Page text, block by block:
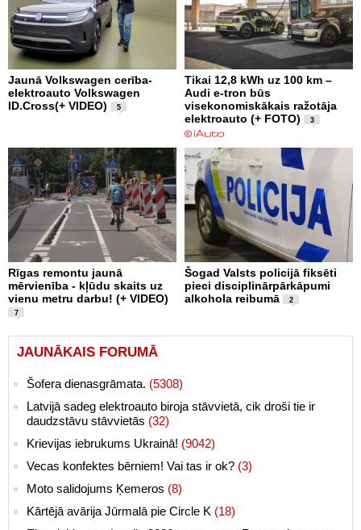
Jaunā Volkswagen cerība-
elektroauto Volkswagen
ID.Cross(+ VIDEO)
5
Tikai 12,8 kWh uz 100 km –
Audi e-tron būs
visekonomiskākais ražotāja
elektroauto (+ FOTO)
3
Rīgas remontu jaunā
mērvienība - kļūdu skaits uz
vienu metru darbu! (+ VIDEO)
7
Šogad Valsts policijā fiksēti
pieci disciplinārpārkāpumi
alkohola reibumā
2
JAUNĀKAIS FORUMĀ
Šofera dienasgrāmata. (5308)
Latvijā sadeg elektroauto biroja stāvvietā, cik droši tie ir
daudzstāvu stāvvietās (32)
Krievijas iebrukums Ukrainā! (9042)
Vecas konfektes bērniem! Vai tas ir ok? (3)
Moto salidojums Ķemeros (8)
Kārtējā avārija Jūrmalā pie Circle K (18)